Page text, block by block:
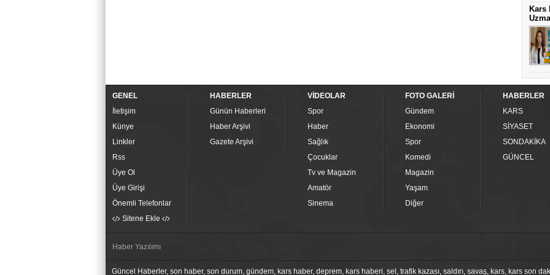
Kars
GENEL
İletişim
Künye
Linkler
Rss
Üye Ol
Üye Girişi
Önemli Telefonlar
Sitene Ekle
HABERLER
Günün Haberleri
Haber Arşivi
Gazete Arşivi
VİDEOLAR
Spor
Haber
Sağlık
Çocuklar
Tv ve Magazin
Amatör
Sinema
FOTO GALERİ
Gündem
Ekonomi
Spor
Komedi
Magazin
Yaşam
Diğer
HABERLER
KARS
SİYASET
SONDAKİKA
GÜNCEL
Haber Yazılımı
Güncel Haberler, son haber, son durum, gündem, kars haber, deprem, kars haberi, sel, trafik kazası, saldırı, savaş, kars, kars son